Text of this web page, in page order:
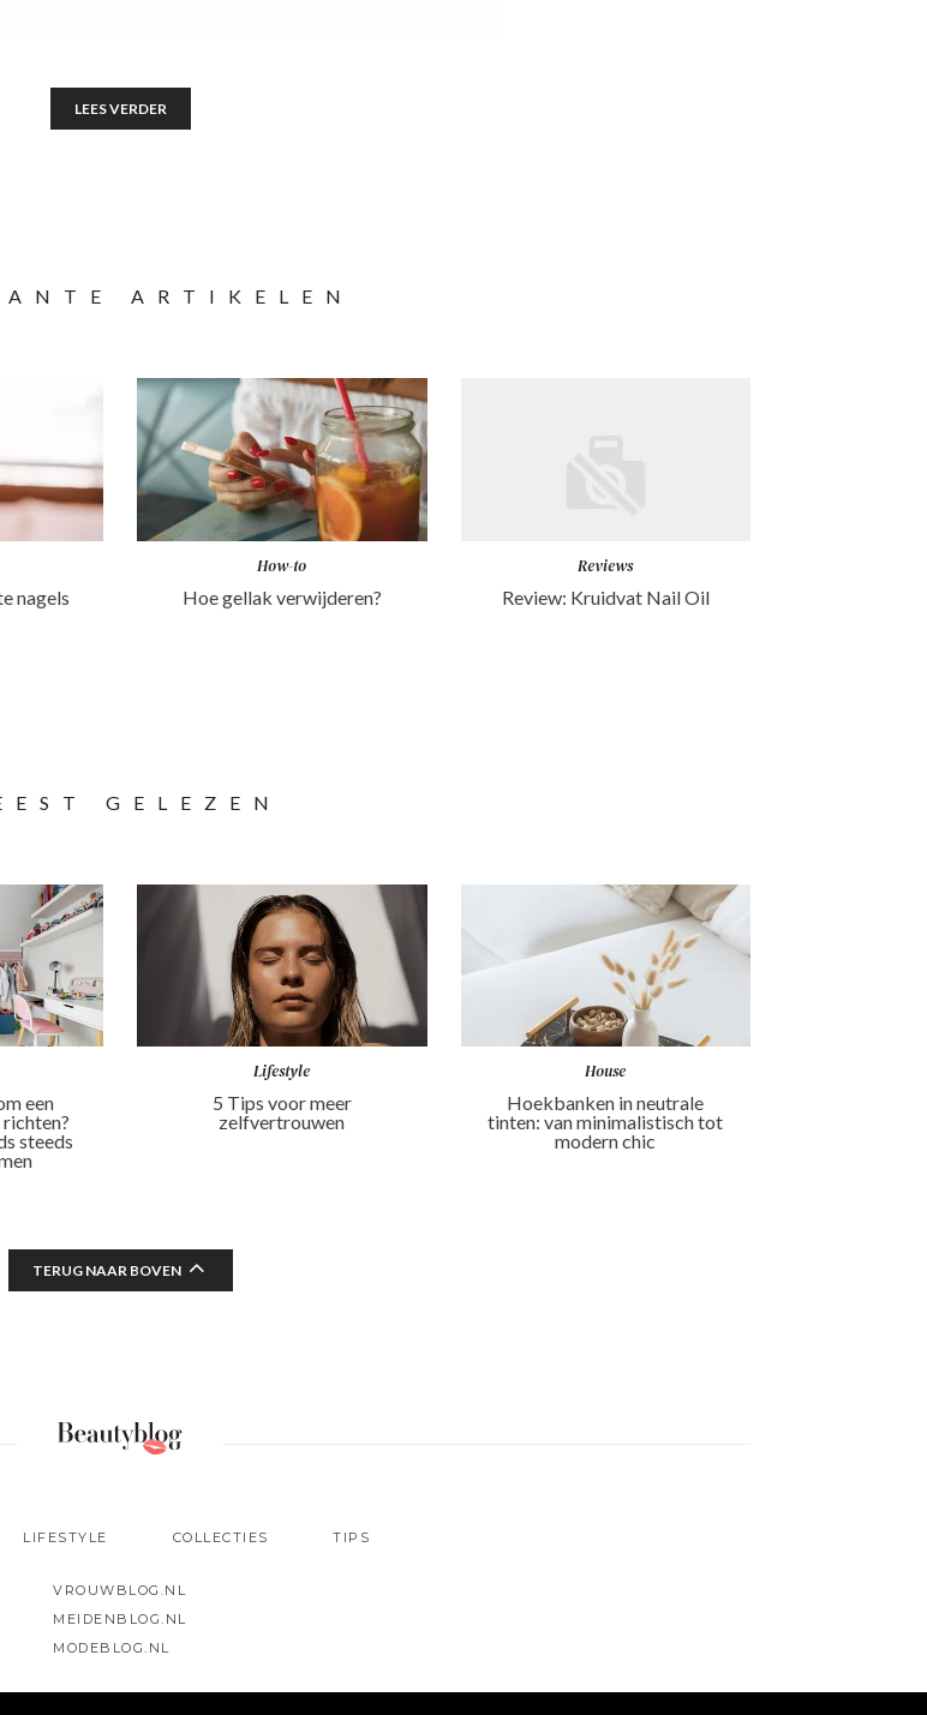
LEES VERDER
ARTIKELEN
nagels
How-to
Hoe gellak verwijderen?
Reviews
Review: Kruidvat Nail Oil
GELEZEN
een
steeds
Lifestyle
5 Tips voor meer
zelfvertrouwen
House
Hoekbanken in neutrale
tinten: van minimalistisch tot
modern chic
TERUG NAAR BOVEN
LIFESTYLE COLLECTIES TIPS
VROUWBLOG.NL
MEIDENBLOG.NL
MODEBLOG.NL